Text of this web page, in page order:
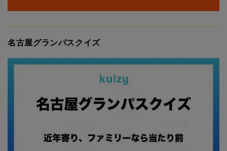
名古屋グランパスクイズ